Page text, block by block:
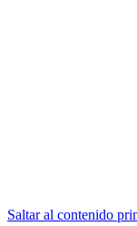
Saltar al contenido